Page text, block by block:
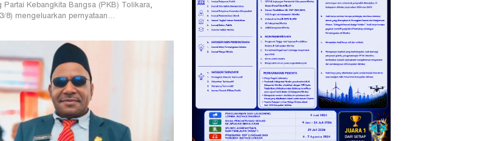
Partai Kebangkita Bangsa (PKB) Tolikara,
8) mengeluarkan pernyataan…